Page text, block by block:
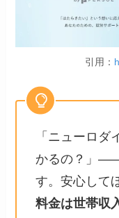
引用：
「ニューロ
かるの？」
す。安心して
料金は世帯収